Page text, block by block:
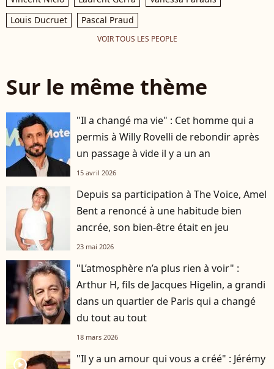
Louis Ducruet
Pascal Praud
VOIR TOUS LES PEOPLE
Sur le même thème
"Il a changé ma vie" : Cet homme qui a
permis à Willy Rovelli de rebondir après
un passage à vide il y a un an
15 avril 2026
Depuis sa participation à The Voice, Amel
Bent a renoncé à une habitude bien
ancrée, son bien-être était en jeu
23 mai 2026
"L’atmosphère n’a plus rien à voir" :
Arthur H, fils de Jacques Higelin, a grandi
dans un quartier de Paris qui a changé
du tout au tout
18 mars 2026
player2
"Il y a un amour qui vous a créé" : Jérémy